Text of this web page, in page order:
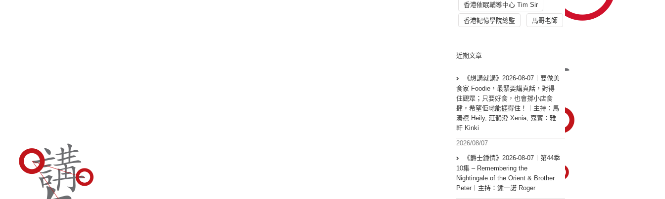
香港催眠輔導中心 Tim Sir
香港記憶學院總監 馬哥老師
近期文章
《想講就講》2026-08-07｜要做美
食家 Foodie，最緊要講真話，對得
住觀眾；只要好食，也會撐小店食
肆，希望佢哋能捱得住！｜主持：馬
溱禧 Heily, 莊韻澄 Xenia, 嘉賓：雅
軒 Kinki
2026/08/07
《爵士鍾情》2026-08-07︱第44季
10集 – Remembering the
Nightingale of the Orient & Brother
Peter︱主持：鍾一諾 Roger